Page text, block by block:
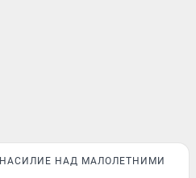
НАСИЛИЕ НАД МАЛОЛЕТНИМИ